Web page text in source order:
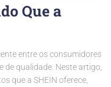
Que a
entre os consumidores
de qualidade. Neste artigo,
que a SHEIN oferece,